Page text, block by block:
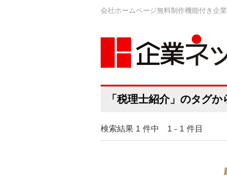
会社ホームページ無料制作機能付き企
「税理士紹介」のタグか
検索結果 1 件中 1 - 1 件目